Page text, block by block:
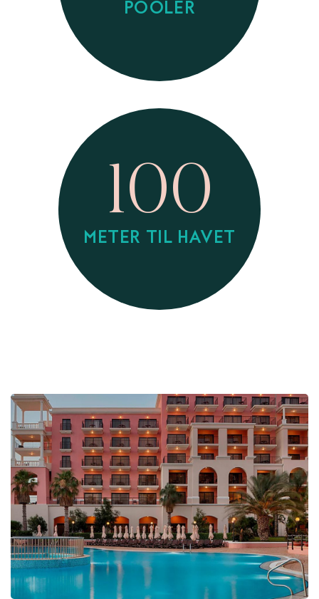
POOLER
100
METER TIL HAVET